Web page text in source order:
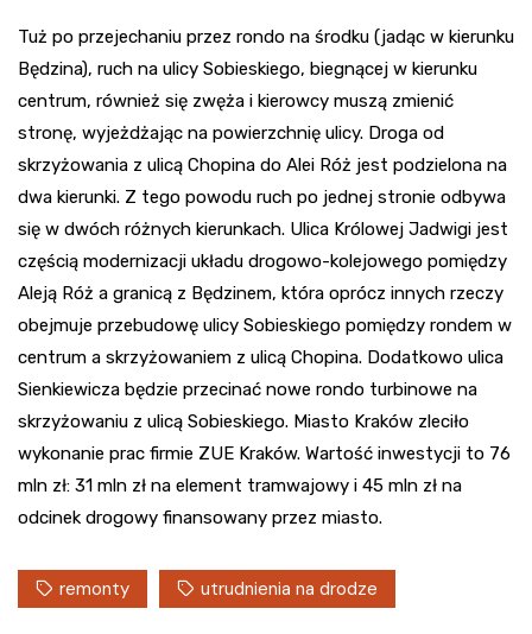
Tuż po przejechaniu przez rondo na środku (jadąc w kierunku
Będzina), ruch na ulicy Sobieskiego, biegnącej w kierunku
centrum, również się zwęża i kierowcy muszą zmienić
stronę, wyjeżdżając na powierzchnię ulicy. Droga od
skrzyżowania z ulicą Chopina do Alei Róż jest podzielona na
dwa kierunki. Z tego powodu ruch po jednej stronie odbywa
się w dwóch różnych kierunkach. Ulica Królowej Jadwigi jest
częścią modernizacji układu drogowo-kolejowego pomiędzy
Aleją Róż a granicą z Będzinem, która oprócz innych rzeczy
obejmuje przebudowę ulicy Sobieskiego pomiędzy rondem w
centrum a skrzyżowaniem z ulicą Chopina. Dodatkowo ulica
Sienkiewicza będzie przecinać nowe rondo turbinowe na
skrzyżowaniu z ulicą Sobieskiego. Miasto Kraków zleciło
wykonanie prac firmie ZUE Kraków. Wartość inwestycji to 76
mln zł: 31 mln zł na element tramwajowy i 45 mln zł na
odcinek drogowy finansowany przez miasto.
remonty utrudnienia na drodze